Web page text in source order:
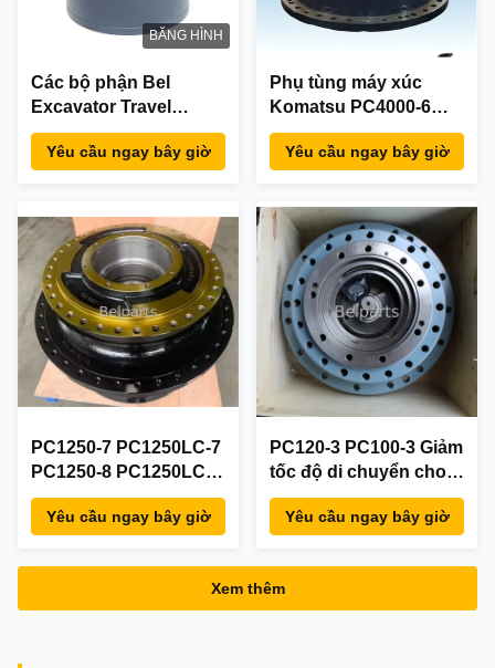
BĂNG HÌNH
Các bộ phận Bel
Excavator Travel
Gearbox XKAH-00822
Yêu cầu ngay bây giờ
Phụ tùng máy xúc
Komatsu PC4000-6
PC4000-6E Hộp số du
lịch 92480040
truyền động cuối cùng
Yêu cầu ngay bây giờ
PC1250-7 PC1250LC-7
PC1250-8 PC1250LC-8
PC1250-8R hộp số
giảm tốc hành trình
máy đào Komatsu
21N-27-00130 21N-27-
Yêu cầu ngay bây giờ
PC120-3 PC100-3 Giảm
tốc độ di chuyển cho
bộ phận phụ tùng máy
đào Komatsu 203-60-
203-60-00300 203-60-
41101 hộp số di
Yêu cầu ngay bây giờ
Xem thêm